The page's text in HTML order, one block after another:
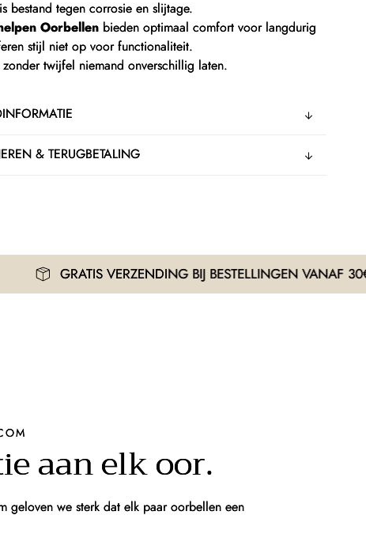
bestand tegen corrosie en slijtage.
Oorbellen bieden optimaal comfort voor langdurig
stijl niet op voor functionaliteit.
twijfel niemand onverschillig laten.
& TERUGBETALING
VERZENDING BIJ BESTELLINGEN VANAF 30€
aan elk oor.
geloven we sterk dat elk paar oorbellen een